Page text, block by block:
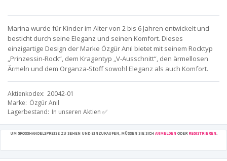
Marina wurde für Kinder im Alter von 2 bis 6 Jahren entwickelt und
besticht durch seine Eleganz und seinen Komfort. Dieses
einzigartige Design der Marke Özgür Anıl bietet mit seinem Rocktyp
„Prinzessin-Rock“, dem Kragentyp „V-Ausschnitt“, den ärmellosen
Ärmeln und dem Organza-Stoff sowohl Eleganz als auch Komfort.
Aktienkodex 20042-01
Marke Özgür Anıl
Lagerbestand In unseren Aktien ✅
UM GROSSHANDELSPREISE ZU SEHEN UND EINZUKAUFEN, MÜSSEN SIE SICH ANMELDENODER REGISTRIEREN.